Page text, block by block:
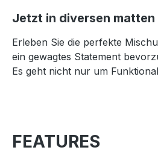
Jetzt in diversen matten
Erleben Sie die perfekte
ein gewagtes Statement
Es geht nicht nur um
FEATURES